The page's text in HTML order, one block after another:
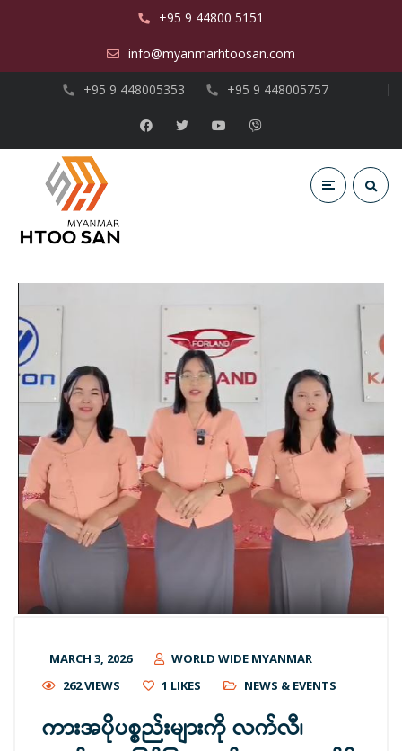
+95 9 44800 5151
info@myanmarhtoosan.com
+95 9 448005353 +95 9 448005757
MARCH 3, 2026
WORLD WIDE MYANMAR
262 VIEWS
1 LIKES NEWS & EVENTS
ကားအပိုပစ္စည်းများကို လက်လီ၊